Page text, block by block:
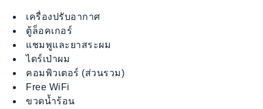
เครื่องปรับอากาศ
ตู้ล็อคเกอร์
แชมพูและยาสระผม
ไดร์เป่าผม
คอมพิวเตอร์ (ส่วนรวม)
Free WiFi
ขวดน้ำร้อน